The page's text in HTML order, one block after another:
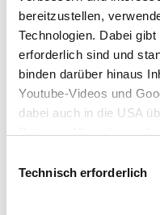
bereitzustellen,
Technologien. Dabei
erforderlich sind und
binden darüber hinaus
Youtube-Videos und
dabei auch in die USA
Buttons „Alle zulassen“
Sie einzelne Kategorien
erlauben“ klicken. Mit
Technisch erforderlich
Bei
Webinaren, wenden
Prauß.
Partner